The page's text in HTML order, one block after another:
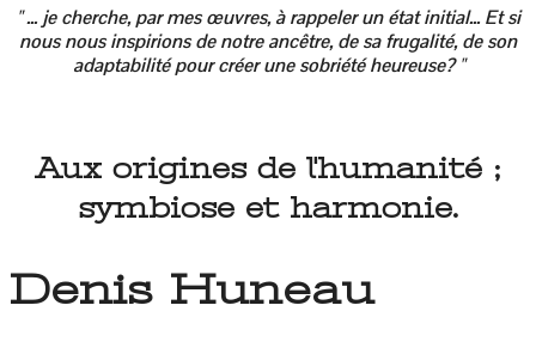
" ... je cherche, par mes œuvres, à rappeler un état initial... Et si
nous nous inspirions de notre ancêtre, de sa frugalité, de son
adaptabilité pour créer une sobriété heureuse? "
Aux origines de l'humanité ;
symbiose et harmonie.
Denis Huneau